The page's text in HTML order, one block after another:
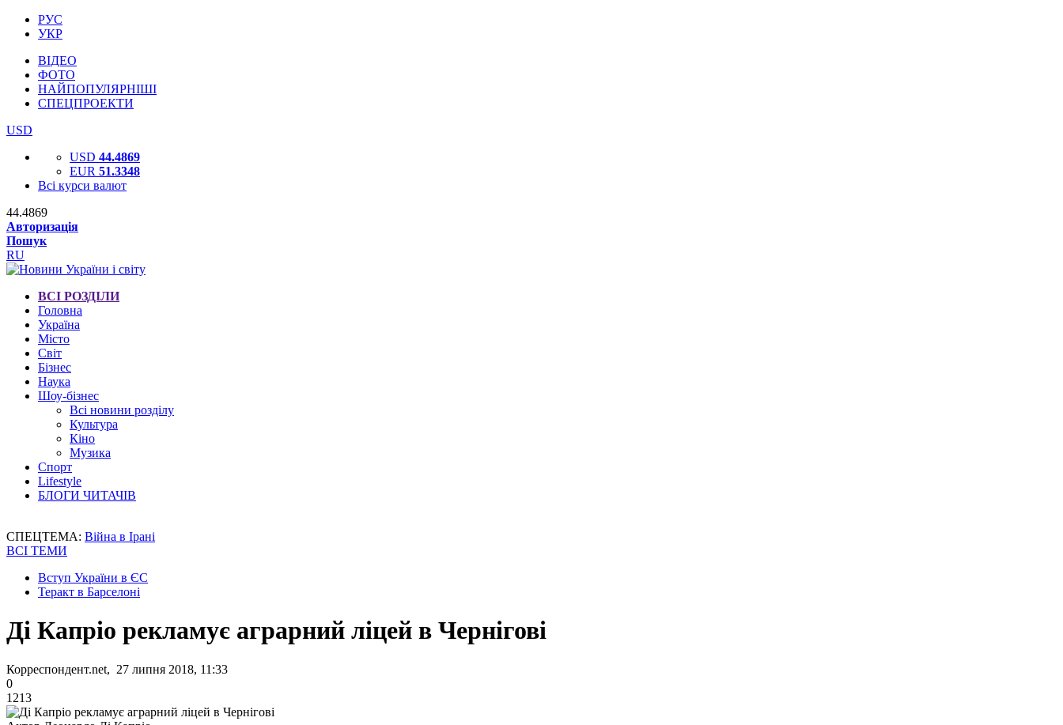
РУС
УКР
ВІДЕО
ФОТО
НАЙПОПУЛЯРНІШІ
СПЕЦПРОЕКТИ
USD
USD 44.4869
EUR 51.3348
Всі курси валют
44.4869
Авторизація
Пошук
RU
ВСІ РОЗДІЛИ
Головна
Україна
Місто
Світ
Бізнес
Наука
Шоу-бізнес
Всі новини розділу
Культура
Кіно
Музика
Спорт
Lifestyle
БЛОГИ ЧИТАЧІВ
СПЕЦТЕМА: Війна в Ірані
ВСІ ТЕМИ
Вступ України в ЄС
Теракт в Барселоні
Ді Капріо рекламує аграрний ліцей в Чернігові
Корреспондент.net, 27 липня 2018, 11:33
0
1213